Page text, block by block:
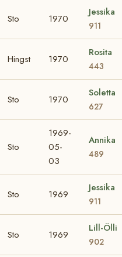
Sto 1970
Jessika
911
Hingst 1970
Rosita
443
Sto 1970
Soletta
627
Sto
1969-
05-
03
Annika
489
Sto 1969
Jessika
911
Sto 1969
Lill-Ölli
902